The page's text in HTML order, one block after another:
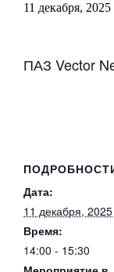
11 декабря,
ПАЗ Vector
Дата:
11 декабря, 2025
Время:
14:00 - 15:30